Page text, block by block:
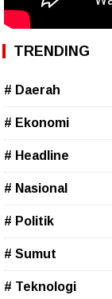
TRENDING
# Daerah
# Ekonomi
# Headline
# Nasional
# Politik
# Sumut
# Teknologi